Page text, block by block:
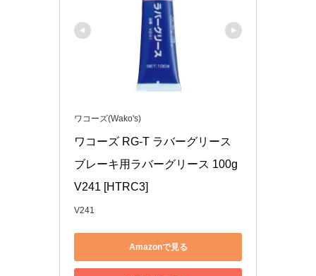
ワコーズ(Wako's)
ワコーズ RG-T ラバーグリース
ブレーキ用ラバーグリース 100g
V241 [HTRC3]
V241
Amazonで見る